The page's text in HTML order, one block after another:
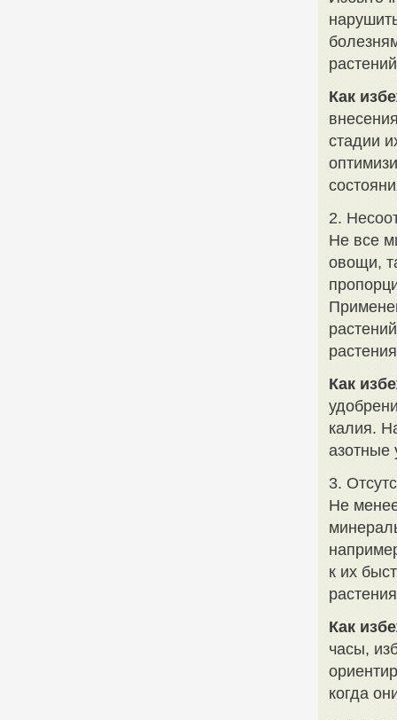
Как
стадии
2.
Не все
овощи,
Как
калия.
3.
Не
к их
Как
часы,
когда